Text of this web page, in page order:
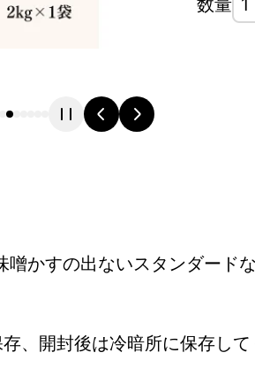
数量
かすの出ないスタンダードな
、開封後は冷暗所に保存して